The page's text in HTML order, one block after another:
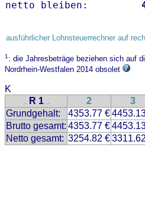
netto bleiben:
ausführlicher Lohnsteuerrechner auf
1: die Jahresbeträge beziehen sich auf
Nordrhein-Westfalen 2014 obsolet
K
.. R 1 .. 2 3
Grundgehalt:
4353.77 €
Brutto gesamt: 4353.77 €
Netto gesamt: 3254.82 €